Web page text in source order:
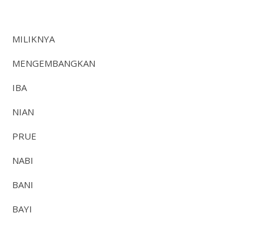
MILIKNYA
MENGEMBANGKAN
IBA
NIAN
PRUE
NABI
BANI
BAYI